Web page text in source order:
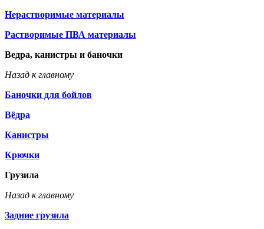
Нерастворимые материалы
Растворимые ПВА материалы
Ведра, канистры и баночки
Назад к главному
Баночки для бойлов
Вёдра
Канистры
Крючки
Грузила
Назад к главному
Задние грузила